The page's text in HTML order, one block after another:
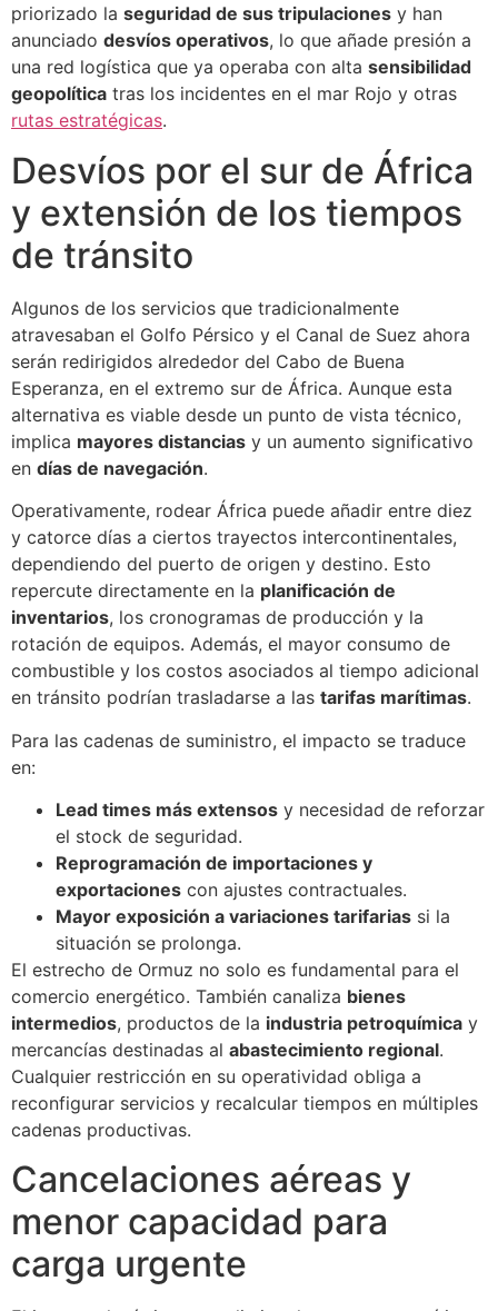
priorizado la seguridad de sus tripulaciones y han
anunciado desvíos operativos, lo que añade presión a
una red logística que ya operaba con alta sensibilidad
geopolítica tras los incidentes en el mar Rojo y otras
rutas estratégicas.
Desvíos por el sur de África
y extensión de los tiempos
de tránsito
Algunos de los servicios que tradicionalmente
atravesaban el Golfo Pérsico y el Canal de Suez ahora
serán redirigidos alrededor del Cabo de Buena
Esperanza, en el extremo sur de África. Aunque esta
alternativa es viable desde un punto de vista técnico,
implica mayores distancias y un aumento significativo
en días de navegación.
Operativamente, rodear África puede añadir entre diez
y catorce días a ciertos trayectos intercontinentales,
dependiendo del puerto de origen y destino. Esto
repercute directamente en la planificación de
inventarios, los cronogramas de producción y la
rotación de equipos. Además, el mayor consumo de
combustible y los costos asociados al tiempo adicional
en tránsito podrían trasladarse a las tarifas marítimas.
Para las cadenas de suministro, el impacto se traduce
en:
Lead times más extensos y necesidad de reforzar
el stock de seguridad.
Reprogramación de importaciones y
exportaciones con ajustes contractuales.
Mayor exposición a variaciones tarifarias si la
situación se prolonga.
El estrecho de Ormuz no solo es fundamental para el
comercio energético. También canaliza bienes
intermedios, productos de la industria petroquímica y
mercancías destinadas al abastecimiento regional.
Cualquier restricción en su operatividad obliga a
reconfigurar servicios y recalcular tiempos en múltiples
cadenas productivas.
Cancelaciones aéreas y
menor capacidad para
carga urgente